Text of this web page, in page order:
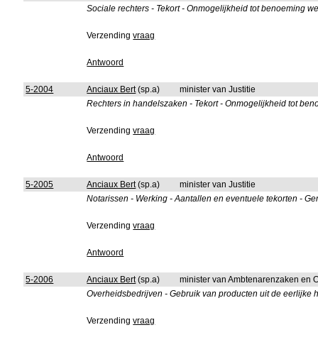
Sociale rechters - Tekort - Onmogelijkheid tot benoeming
Verzendingvraag
Antwoord
5-2004 Anciaux Bert(sp.a)
minister van Justitie
Rechters in handelszaken - Tekort - Onmogelijkheid tot
Verzendingvraag
Antwoord
5-2005 Anciaux Bert(sp.a)
minister van Justitie
Notarissen - Werking - Aantallen en eventuele tekorten -
Verzendingvraag
Antwoord
5-2006 Anciaux Bert(sp.a)
minister van Ambtenarenzaken en
Overheidsbedrijven - Gebruik van producten uit de
Verzendingvraag